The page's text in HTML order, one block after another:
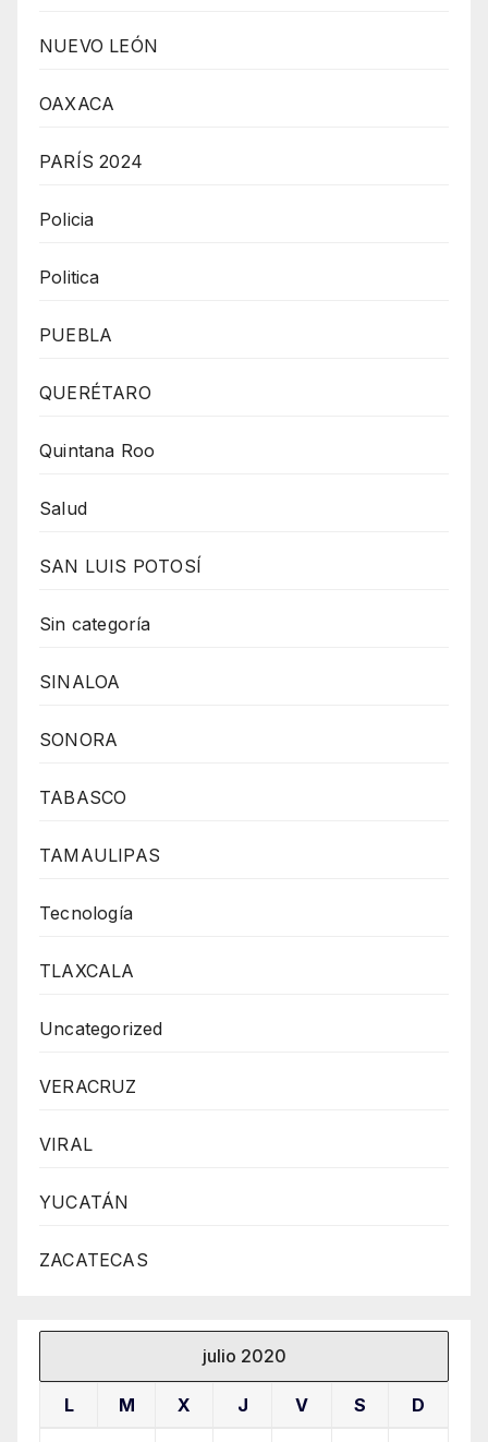
NUEVO LEÓN
OAXACA
PARÍS 2024
Policia
Politica
PUEBLA
QUERÉTARO
Quintana Roo
Salud
SAN LUIS POTOSÍ
Sin categoría
SINALOA
SONORA
TABASCO
TAMAULIPAS
Tecnología
TLAXCALA
Uncategorized
VERACRUZ
VIRAL
YUCATÁN
ZACATECAS
julio 2020
L M X J V S D